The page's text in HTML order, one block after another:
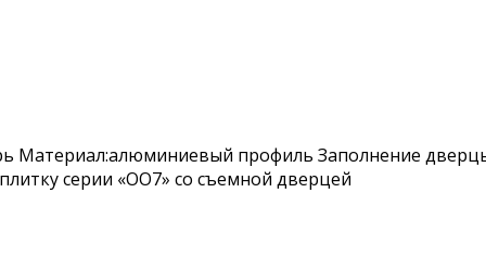
Материал:алюминиевый профиль Заполнение
серии «OO7» со съемной дверцей